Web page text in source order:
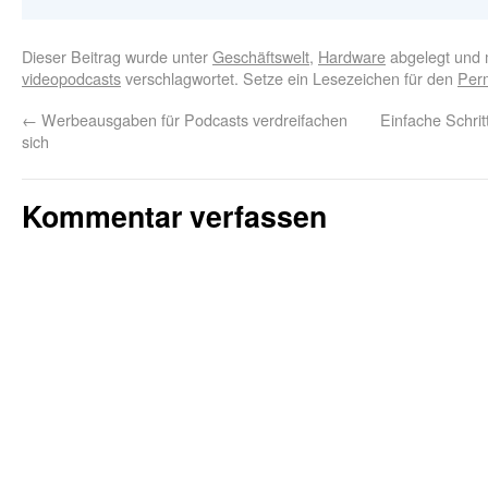
Dieser Beitrag wurde unterGeschäftswelt, Hardwareabgelegt und
videopodcastsverschlagwortet. Setze ein Lesezeichen für den
← Werbeausgaben für Podcasts verdreifachen
sich
Einfache
Kommentar verfassen